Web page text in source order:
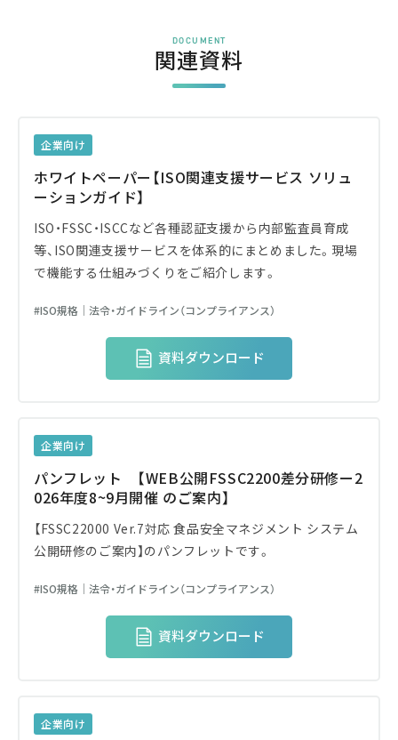
DOCUMENT
関連資料
企業向け
ホワイトペーパー【ISO関連支援サービス ソリュ
ーションガイド】
ISO・FSSC・ISCCなど各種認証支援から内部監査員育成
等、ISO関連支援サービスを体系的にまとめました。現場
で機能する仕組みづくりをご紹介します。
ISO規格│法令・ガイドライン（コンプライアンス）
資料ダウンロード
企業向け
パンフレット 【WEB公開FSSC2200差分研修ー2
026年度8~9月開催 のご案内】
【FSSC22000 Ver.7対応 食品安全マネジメント システム
公開研修のご案内】のパンフレットです。
ISO規格│法令・ガイドライン（コンプライアンス）
資料ダウンロード
企業向け